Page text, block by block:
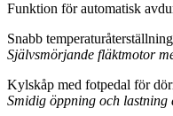
Funktion för automatisk
Snabb
Självsmörjande fläktmotor
Kylskåp med fotpedal för
Smidig öppning och lastning